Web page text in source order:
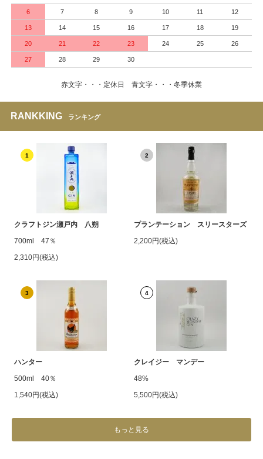
6 7 8 9 10 11 12
13 14 15 16 17 18 19
20 21 22 23 24 25 26
27 28 29 30
赤文字・・・定休日 青文字・・・冬季休業
RANKKING ランキング
1
クラフトジン瀬戸内 八朔
700ml 47％
2,310円(税込)
2
プランテーション スリースターズ
2,200円(税込)
3
ハンター
500ml 40％
1,540円(税込)
4
クレイジー マンデー
48%
5,500円(税込)
もっと見る